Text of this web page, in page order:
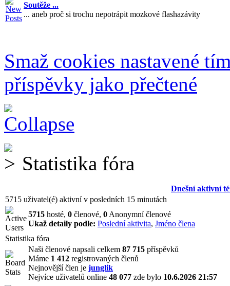
Soutěže ...
... aneb proč si trochu nepotrápit mozkové flashazávity
Smaž cookies nastavené
příspěvky jako přečtené
Statistika fóra
Dnešní aktivní
5715 uživatel(é) aktivní v posledních 15 minutách
5715 hosté, 0 členové, 0 Anonymní členové
Ukaž detaily podle: Poslední aktivita, Jméno člena
Statistika fóra
Naši členové napsali celkem 87 715 příspěvků
Máme 1 412 registrovaných členů
Nejnovější člen je junglik
Nejvíce uživatelů online 48 077 zde bylo 10.6.2026 21:57